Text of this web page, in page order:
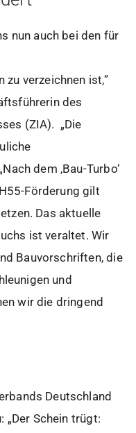
nun auch bei den für
zu verzeichnen ist,”
des
(ZIA). „Die
dem ‚Bau-Turbo‘
Förderung gilt
Das aktuelle
ist veraltet. Wir
Bauvorschriften, die
und
wir die dringend
Deutschland
„Der Schein trügt: